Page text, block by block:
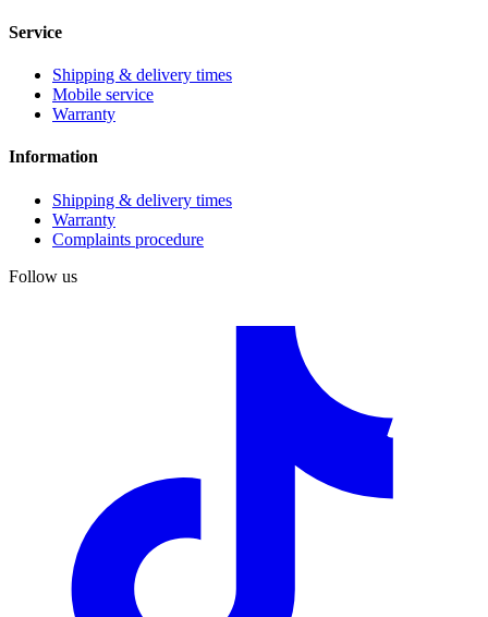
Service
Shipping & delivery times
Mobile service
Warranty
Information
Shipping & delivery times
Warranty
Complaints procedure
Follow us